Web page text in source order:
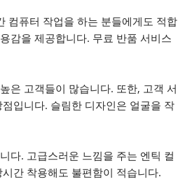
컴퓨터 작업을 하는 분들에게도 적합
감을 제공합니다. 무료 반품 서비스
은 고객들이 많습니다. 또한, 고객 서
입니다. 슬림한 디자인은 얼굴을 작
다. 고급스러운 느낌을 주는 엔틱 컬
간 착용해도 불편함이 적습니다.